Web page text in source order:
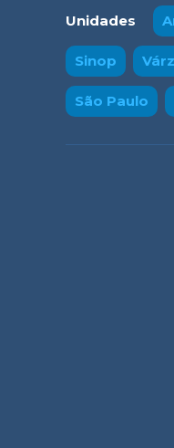
Unidades
Sinop
São Paulo